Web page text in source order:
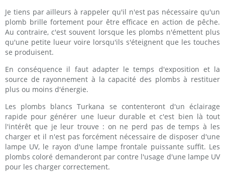
Je tiens par ailleurs à rappeler qu'il n'est pas nécessaire qu'un
plomb brille fortement pour être efficace en action de pêche.
Au contraire, c'est souvent lorsque les plombs n'émettent plus
qu'une petite lueur voire lorsqu'ils s'éteignent que les touches
se produisent.
En conséquence il faut adapter le temps d'exposition et la
source de rayonnement à la capacité des plombs à restituer
plus ou moins d'énergie.
Les plombs blancs Turkana se contenteront d'un éclairage
rapide pour générer une lueur durable et c'est bien là tout
l'intérêt que je leur trouve : on ne perd pas de temps à les
charger et il n'est pas forcément nécessaire de disposer d'une
lampe UV, le rayon d'une lampe frontale puissante suffit. Les
plombs coloré demanderont par contre l'usage d'une lampe UV
pour les charger correctement.